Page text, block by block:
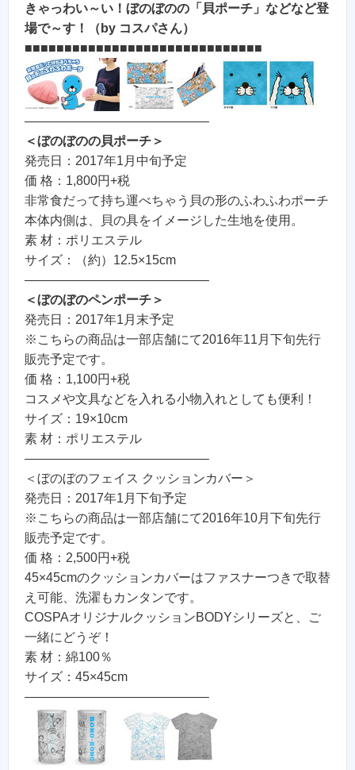
きゃっわい～い！ぼのぼのの「貝ポーチ」などなど登
場で～す！（by コスパさん）
■■■■■■■■■■■■■■■■■■■■■■■■■■■■■■
——————————————–
＜ぼのぼのの貝ポーチ＞
発売日：2017年1月中旬予定
価 格：1,800円+税
非常食だって持ち運べちゃう貝の形のふわふわポーチ
本体内側は、貝の具をイメージした生地を使用。
素 材：ポリエステル
サイズ：（約）12.5×15cm
——————————————–
＜ぼのぼのペンポーチ＞
発売日：2017年1月末予定
※こちらの商品は一部店舗にて2016年11月下旬先行
販売予定です。
価 格：1,100円+税
コスメや文具などを入れる小物入れとしても便利！
サイズ：19×10cm
素 材：ポリエステル
——————————————–
＜ぼのぼのフェイス クッションカバー＞
発売日：2017年1月下旬予定
※こちらの商品は一部店舗にて2016年10月下旬先行
販売予定です。
価 格：2,500円+税
45×45cmのクッションカバーはファスナーつきで取替
え可能、洗濯もカンタンです。
COSPAオリジナルクッションBODYシリーズと、ご
一緒にどうぞ！
素 材：綿100％
サイズ：45×45cm
——————————————–